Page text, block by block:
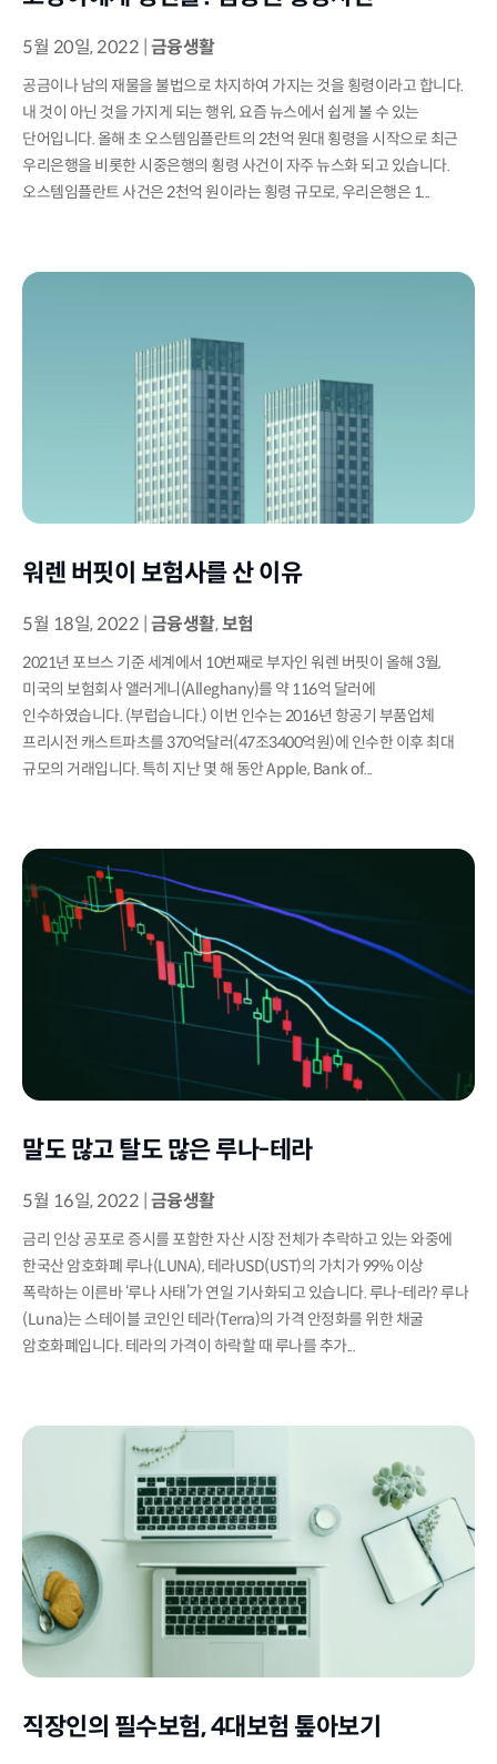
5월 20일, 2022 |금융생활
공금이나 남의 재물을 불법으로 차지하여 가지는 것을 횡령이라고 합니다.
내 것이 아닌 것을 가지게 되는 행위, 요즘 뉴스에서 쉽게 볼 수 있는
단어입니다. 올해 초 오스템임플란트의 2천억 원대 횡령을 시작으로 최근
우리은행을 비롯한 시중은행의 횡령 사건이 자주 뉴스화 되고 있습니다.
오스템임플란트 사건은 2천억 원이라는 횡령 규모로, 우리은행은 1...
워렌 버핏이 보험사를 산 이유
5월 18일, 2022 |금융생활,보험
2021년 포브스 기준 세계에서 10번째로 부자인 워렌 버핏이 올해 3월,
미국의 보험회사 앨러게니(Alleghany)를 약 116억 달러에
인수하였습니다. (부럽습니다.) 이번 인수는 2016년 항공기 부품업체
프리시전 캐스트파츠를 370억달러(47조3400억원)에 인수한 이후 최대
규모의 거래입니다. 특히 지난 몇 해 동안 Apple, Bank of...
말도 많고 탈도 많은 루나-테라
5월 16일, 2022 |금융생활
금리 인상 공포로 증시를 포함한 자산 시장 전체가 추락하고 있는 와중에
한국산 암호화폐 루나(LUNA), 테라USD(UST)의 가치가 99% 이상
폭락하는 이른바 ‘루나 사태’가 연일 기사화되고 있습니다. 루나-테라? 루나
(Luna)는 스테이블 코인인 테라(Terra)의 가격 안정화를 위한 채굴
암호화폐입니다. 테라의 가격이 하락할 때 루나를 추가...
직장인의 필수보험, 4대보험 톺아보기